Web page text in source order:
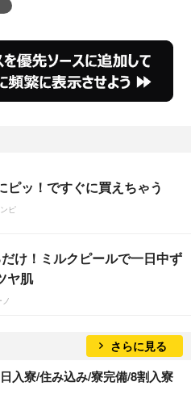
ピッ！ですぐに買えちゃう
ピ
け！ミルクピールで一日中ず
ヤ肌
さらに見る
入寮/住み込み/寮完備/8割入寮